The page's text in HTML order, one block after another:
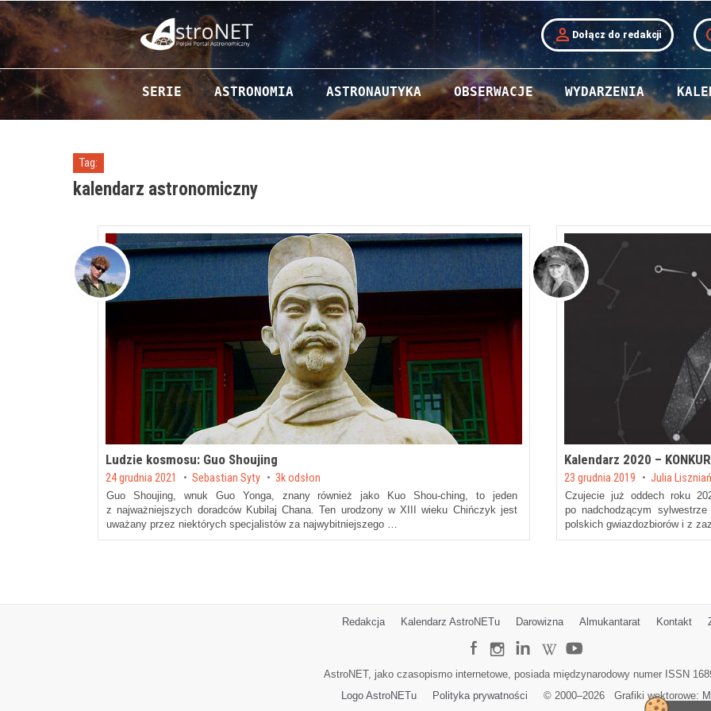
person Dołącz do redakcji
Przejdź do zawartości
SERIE ASTRONOMIA ASTRONAUTYKA OBSERWACJE WYDARZENIA
Tag:
kalendarz astronomiczny
Ludzie kosmosu: Guo Shoujing
Posted on
24 grudnia 2021 bySebastian Syty 3k odsłon
Guo Shoujing, wnuk Guo Yonga, znany również jako Kuo Shou-ching, to jeden
z najważniejszych doradców Kubilaj Chana. Ten urodzony w XIII wieku Chińczyk jest
uważany przez niektórych specjalistów za najwybitniejszego …
Kalendarz 2020 –
Posted on
23 grudnia 2019 byJulia
Czujecie już oddech roku
po nadchodzącym
polskich gwiazdozbiorów i z
Redakcja Kalendarz AstroNETu Darowizna Almukantarat Kontakt
AstroNET, jako czasopismo internetowe, posiada międzynarodowy numer ISSN
Logo AstroNETu
Polityka prywatności © 2000–2026 Grafiki wektorowe: